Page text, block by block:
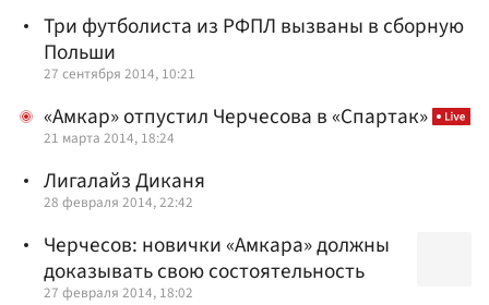
Три футболиста из РФПЛ вызваны в сборную
Польши
27 сентября 2014, 10:21
«Амкар» отпустил Черчесова в «Спартак»
21 марта 2014, 18:24
Лигалайз Диканя
28 февраля 2014, 22:42
Черчесов: новички «Амкара» должны
доказывать свою состоятельность
27 февраля 2014, 18:02